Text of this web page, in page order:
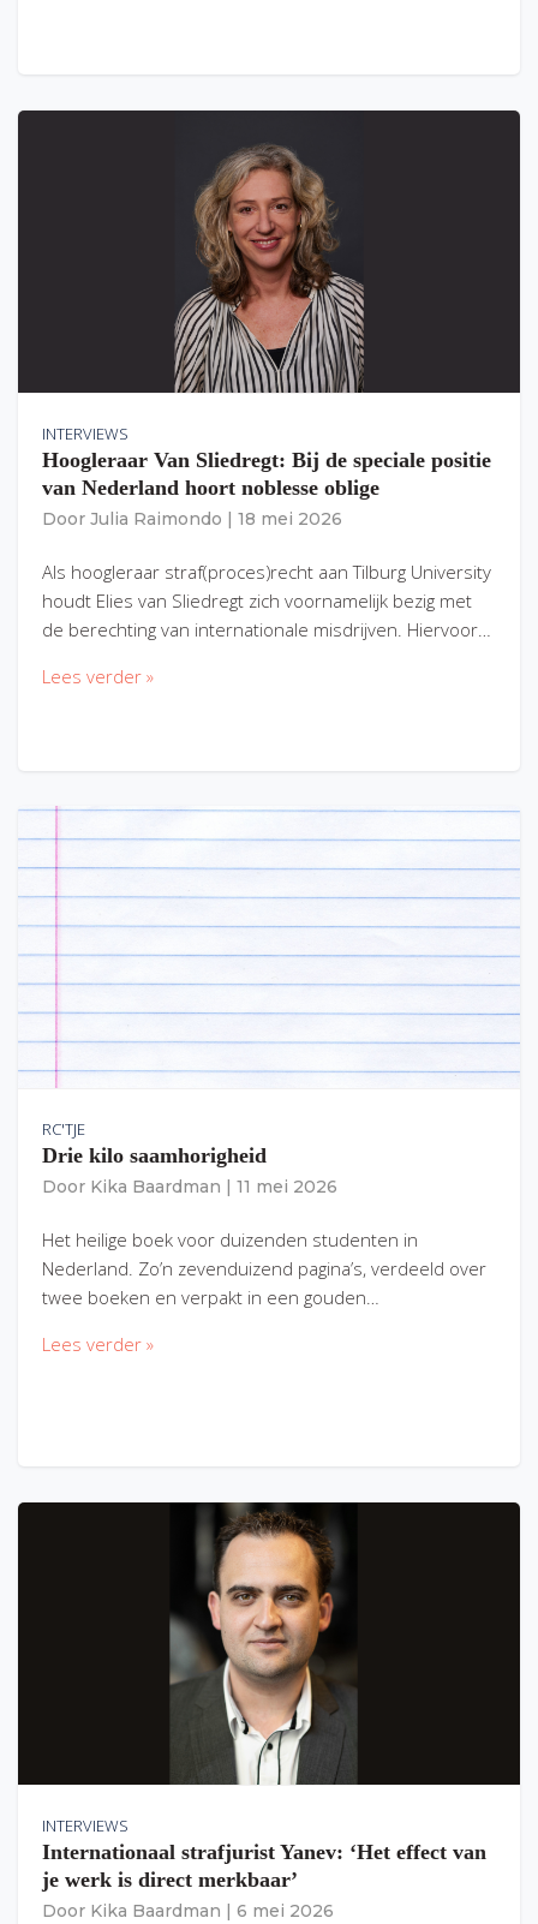
INTERVIEWS
Hoogleraar Van Sliedregt: Bij de speciale positie
van Nederland hoort noblesse oblige
Door Julia Raimondo 18 mei 2026
Als hoogleraar straf(proces)recht aan Tilburg University
houdt Elies van Sliedregt zich voornamelijk bezig met
de berechting van internationale misdrijven. Hiervoor…
Lees verder »
RC'TJE
Drie kilo saamhorigheid
Door Kika Baardman 11 mei 2026
Het heilige boek voor duizenden studenten in
Nederland. Zo’n zevenduizend pagina’s, verdeeld over
twee boeken en verpakt in een gouden…
Lees verder »
INTERVIEWS
Internationaal strafjurist Yanev: ‘Het effect van
je werk is direct merkbaar’
Door Kika Baardman 6 mei 2026